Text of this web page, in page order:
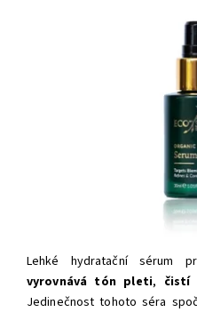
Lehké hydratační sérum
vyrovnává tón pleti, čistí
Jedinečnost tohoto séra